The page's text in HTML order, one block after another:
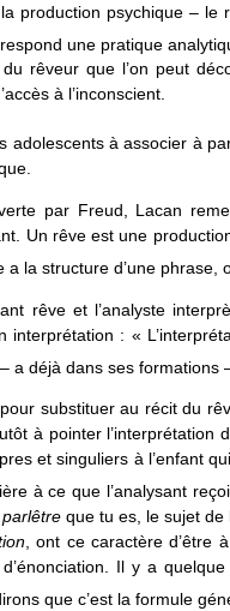
production psychique –
une pratique
rêveur que l’on peut
à l’inconscient.
adolescents à associer à
par Freud, Lacan
Un rêve est une
a la structure d’une phrase,
rêve et l’analyste
interprétation : «
a déjà dans ses formations
pour substituer au récit du
à pointer
et singuliers à l’enfant
à ce que l’analysant
parlêtre que tu es, le sujet de
, ont ce caractère d’être
d’énonciation. Il y a
que c’est la formule